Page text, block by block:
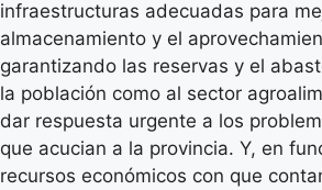
infraestructuras adecuadas para
almacenamiento y el
garantizando las reservas y el
la población como al sector
dar respuesta urgente a los
que acucian a la provincia. Y, en
recursos económicos con que